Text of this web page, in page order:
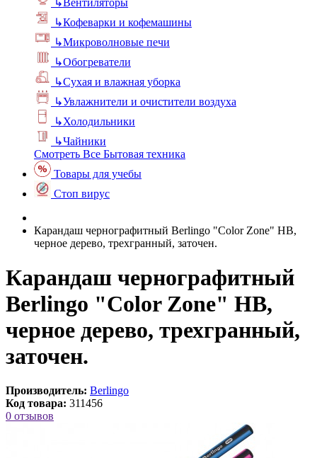
↳Кофеварки и кофемашины
↳Микроволновые печи
↳Обогреватели
↳Сухая и влажная уборка
↳Увлажнители и очистители воздуха
↳Холодильники
↳Чайники
Смотреть Все Бытовая техника
Товары для учебы
Стоп вирус
Карандаш чернографитный Berlingo "Color Zone" HB,
черное дерево, трехгранный, заточен.
Карандаш чернографитный
Berlingo "Color Zone" HB,
черное дерево, трехгранный,
заточен.
Производитель: Berlingo
Код товара: 311456
0 отзывов